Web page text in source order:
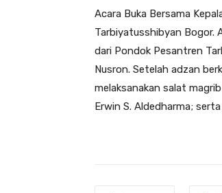
Acara Buka Bersama
Tarbiyatusshibyan Bogor.
dari Pondok Pesantren
Nusron. Setelah adzan
melaksanakan salat
Erwin S. Aldedharma;